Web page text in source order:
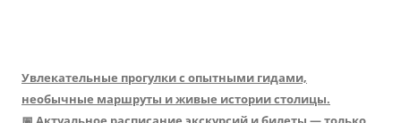
Увлекательные прогулки с опытными гидами,
необычные маршруты и живые истории столицы.